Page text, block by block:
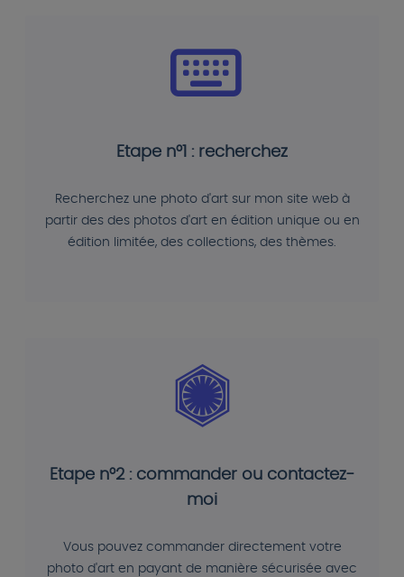
Etape n°1 : recherchez
Recherchez une photo d'art sur mon site web à
partir des des photos d'art en édition unique ou en
édition limitée, des collections, des thèmes.
Etape n°2 : commander ou contactez-
moi
Vous pouvez commander directement votre
photo d'art en payant de manière sécurisée avec